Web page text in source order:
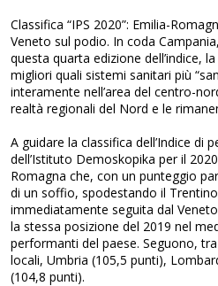
Classifica “IPS 2020”: Emilia-
Veneto sul podio. In coda
questa quarta edizione dell’indice,
migliori quali sistemi sanitari più
interamente nell’area del centro-
realtà regionali del Nord e le
A guidare la classifica dell’Indice di
dell’Istituto Demoskopika per il
Romagna che, con un punteggio
di un soffio, spodestando il
immediatamente seguita dal
la stessa posizione del 2019 nel
performanti del paese. Seguono,
locali, Umbria (105,5 punti),
(104,8 punti).